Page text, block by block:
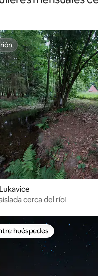
cerca del río!
huéspedes
huéspedes